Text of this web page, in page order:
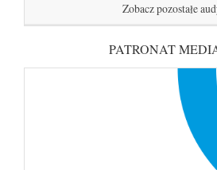
Zobacz pozostałe
PATRONAT